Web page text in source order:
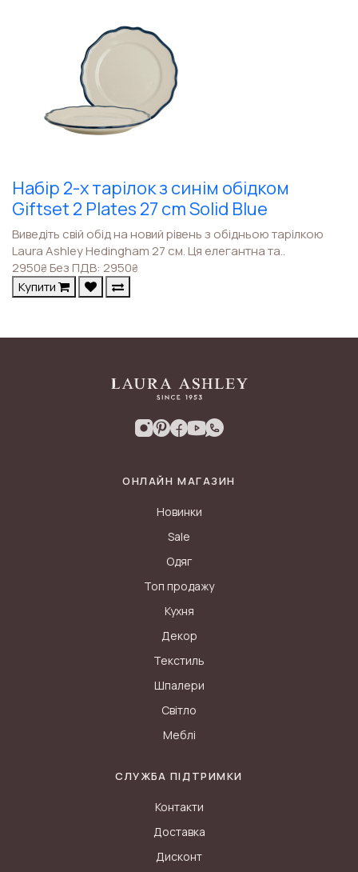
Набір 2-х тарілок з синім обідком
Giftset 2 Plates 27 cm Solid Blue
Виведіть свій обід на новий рівень з обідньою тарілкою
Laura Ashley Hedingham 27 см. Ця елегантна та..
2950₴Без ПДВ: 2950₴
Купити
ОНЛАЙН МАГАЗИН
Новинки
Sale
Одяг
Топ продажу
Кухня
Декор
Текстиль
Шпалери
Світло
Меблі
СЛУЖБА ПІДТРИМКИ
Контакти
Доставка
Дисконт